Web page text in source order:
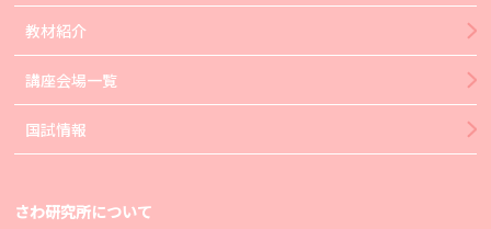
教材紹介
講座会場一覧
国試情報
さわ研究所について